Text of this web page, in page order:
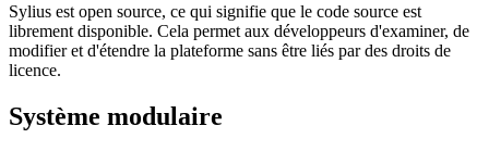
Sylius est open source, ce qui signifie que le code source est
librement disponible. Cela permet aux développeurs d'examiner, de
modifier et d'étendre la plateforme sans être liés par des droits de
licence.
Système modulaire